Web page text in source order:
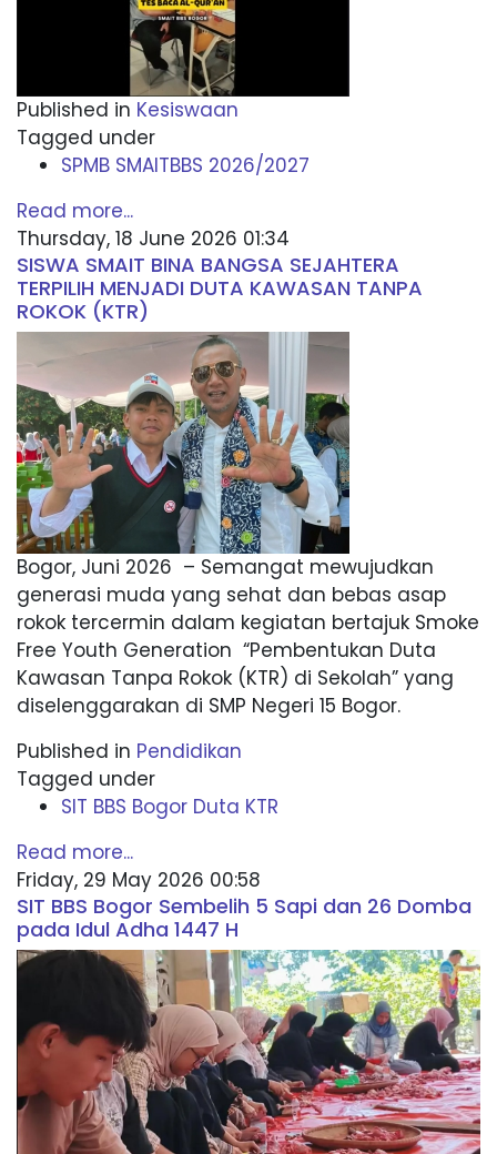
Published in Kesiswaan
Tagged under
SPMB SMAITBBS 2026/2027
Read more...
Thursday, 18 June 2026 01:34
SISWA SMAIT BINA BANGSA SEJAHTERA
TERPILIH MENJADI DUTA KAWASAN TANPA
ROKOK (KTR)
Bogor, Juni 2026 – Semangat mewujudkan
generasi muda yang sehat dan bebas asap
rokok tercermin dalam kegiatan bertajuk Smoke
Free Youth Generation “Pembentukan Duta
Kawasan Tanpa Rokok (KTR) di Sekolah” yang
diselenggarakan di SMP Negeri 15 Bogor.
Published in Pendidikan
Tagged under
SIT BBS Bogor Duta KTR
Read more...
Friday, 29 May 2026 00:58
SIT BBS Bogor Sembelih 5 Sapi dan 26 Domba
pada Idul Adha 1447 H